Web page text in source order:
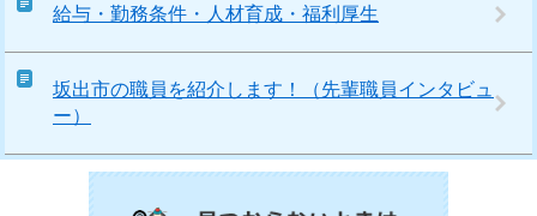
給与・勤務条件・人材育成・福利厚生
坂出市の職員を紹介します！（先輩職員インタビュ
ー）